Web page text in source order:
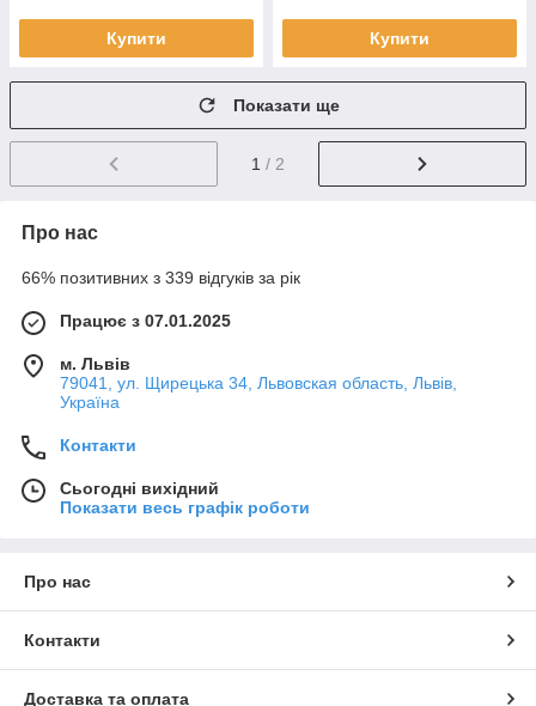
Купити Купити
Показати ще
1 / 2
Про нас
66% позитивних з 339 відгуків за рік
Працює з 07.01.2025
м. Львів
79041, ул. Щирецька 34, Львовская область, Львів,
Україна
Контакти
Сьогодні вихідний
Показати весь графік роботи
Про нас
Контакти
Доставка та оплата